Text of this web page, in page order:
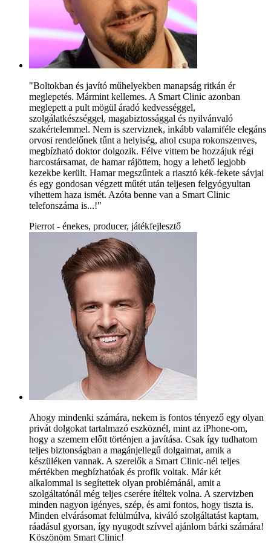
"Boltokban és javító műhelyekben manapság ritkán ér
meglepetés. Mármint kellemes. A Smart Clinic azonban
meglepett a pult mögül áradó kedvességgel,
szolgálatkészséggel, magabiztossággal és nyilvánvaló
szakértelemmel. Nem is szerviznek, inkább valamiféle elegáns
orvosi rendelőnek tűnt a helyiség, ahol csupa rokonszenves,
megbízható doktor dolgozik. Félve vittem be hozzájuk régi
harcostársamat, de hamar rájöttem, hogy a lehető legjobb
kezekbe került. Hamar megszűntek a riasztó kék-fekete sávjai
és egy gondosan végzett műtét után teljesen felgyógyultan
vihettem haza ismét. Azóta benne van a Smart Clinic
telefonszáma is...!"
Pierrot - énekes, producer, játékfejlesztő
Ahogy mindenki számára, nekem is fontos tényező egy olyan
privát dolgokat tartalmazó eszköznél, mint az iPhone-om,
hogy a szemem előtt történjen a javítása. Csak így tudhatom
teljes biztonságban a magánjellegű dolgaimat, amik a
készüléken vannak. A szerelők a Smart Clinic-nél teljes
mértékben megbízhatóak és profik voltak. Már két
alkalommal is segítettek olyan problémánál, amit a
szolgáltatónál még teljes cserére ítéltek volna. A szervizben
minden nagyon igényes, szép, és ami fontos, hogy tiszta is.
Minden elvárásomat felülmúlva, kiváló szolgáltatást kaptam,
ráadásul gyorsan, így nyugodt szívvel ajánlom bárki számára!
Köszönöm Smart Clinic!